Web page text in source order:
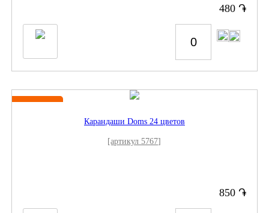
480 ֏
Карандаши Doms 24 цветов
[артикул 5767]
850 ֏